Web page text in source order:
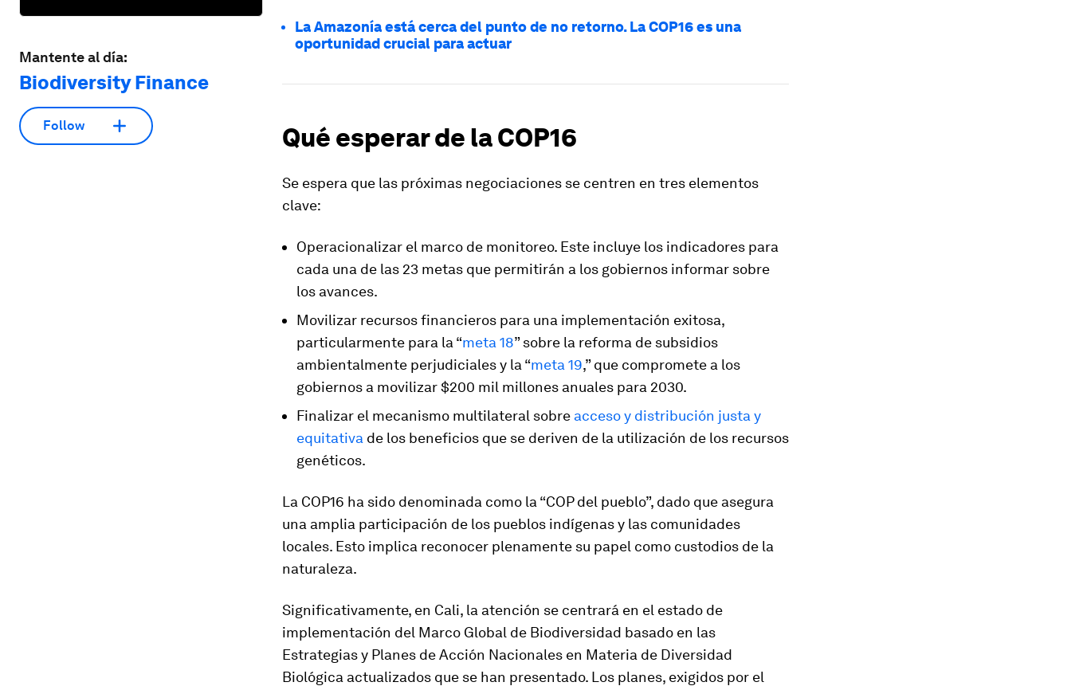
Mantente al día:
Biodiversity Finance
Follow
La Amazonía está cerca del punto de no retorno. La COP16 es una
oportunidad crucial para actuar
Qué esperar de la COP16
Se espera que las próximas negociaciones se centren en tres elementos
clave:
Operacionalizar el marco de monitoreo. Este incluye los indicadores para
cada una de las 23 metas que permitirán a los gobiernos informar sobre
los avances.
Movilizar recursos financieros para una implementación exitosa,
particularmente para la “meta 18” sobre la reforma de subsidios
ambientalmente perjudiciales y la “meta 19,” que compromete a los
gobiernos a movilizar $200 mil millones anuales para 2030.
Finalizar el mecanismo multilateral sobre acceso y distribución justa y
equitativa de los beneficios que se deriven de la utilización de los recursos
genéticos.
La COP16 ha sido denominada como la “COP del pueblo”, dado que asegura
una amplia participación de los pueblos indígenas y las comunidades
locales. Esto implica reconocer plenamente su papel como custodios de la
naturaleza.
Significativamente, en Cali, la atención se centrará en el estado de
implementación del Marco Global de Biodiversidad basado en las
Estrategias y Planes de Acción Nacionales en Materia de Diversidad
Biológica actualizados que se han presentado. Los planes, exigidos por el